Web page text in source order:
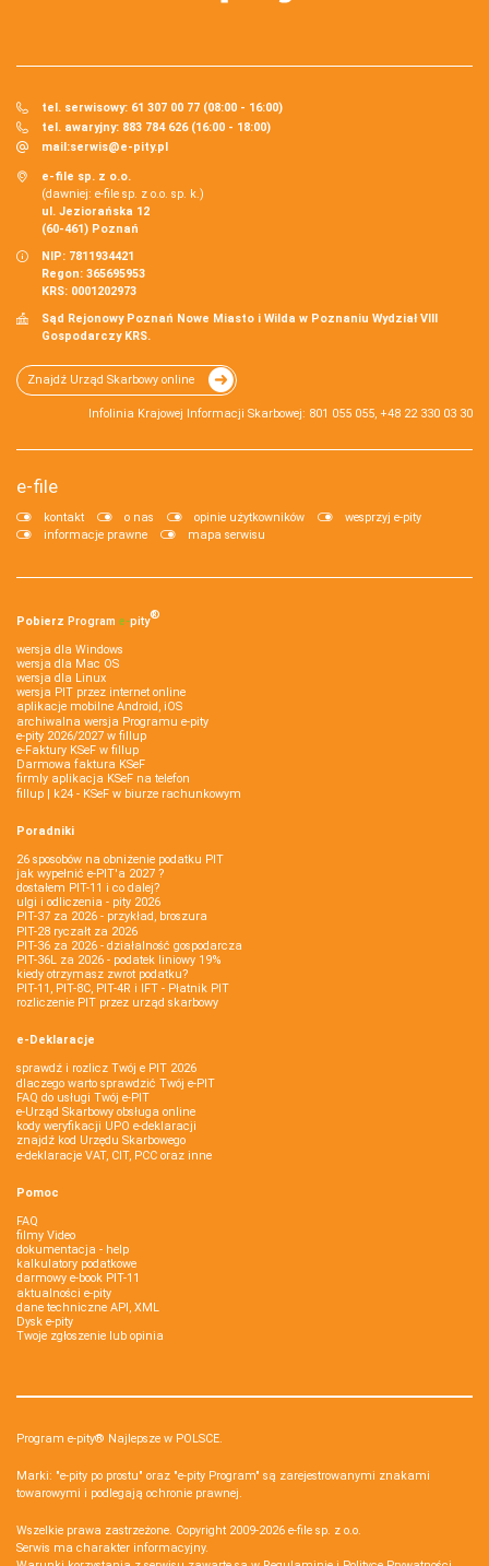
tel. serwisowy: 61 307 00 77 (08:00 - 16:00)
tel. awaryjny: 883 784 626 (16:00 - 18:00)
mail:serwis@e-pity.pl
e-file sp. z o.o.
(dawniej: e-file sp. z o.o. sp. k.)
ul. Jeziorańska 12
(60-461) Poznań
NIP: 7811934421
Regon: 365695953
KRS: 0001202973
Sąd Rejonowy Poznań Nowe Miasto i Wilda w Poznaniu Wydział VIII
Gospodarczy KRS.
Znajdź Urząd Skarbowy online
Infolinia Krajowej Informacji Skarbowej: 801 055 055, +48 22 330 03 30
e-file
kontakt o nas opinie użytkowników
wesprzyj e-pity
informacje prawne
mapa serwisu
Pobierz Program e‑pity®
wersja dla Windows
wersja dla Mac OS
wersja dla Linux
wersja PIT przez internet online
aplikacje mobilne Android, iOS
archiwalna wersja Programu e-pity
e-pity 2026/2027 w fillup
e‑Faktury KSeF w fillup
Darmowa faktura KSeF
firmly aplikacja KSeF na telefon
fillup | k24 - KSeF w biurze rachunkowym
Poradniki
26 sposobów na obniżenie podatku PIT
jak wypełnić e-PIT'a 2027 ?
dostałem PIT-11 i co dalej?
ulgi i odliczenia - pity 2026
PIT-37 za 2026 - przykład, broszura
PIT-28 ryczałt za 2026
PIT-36 za 2026 - działalność gospodarcza
PIT-36L za 2026 - podatek liniowy 19%
kiedy otrzymasz zwrot podatku?
PIT-11, PIT-8C, PIT-4R i IFT - Płatnik PIT
rozliczenie PIT przez urząd skarbowy
e-Deklaracje
sprawdź i rozlicz Twój e PIT 2026
dlaczego warto sprawdzić Twój e-PIT
FAQ do usługi Twój e-PIT
e-Urząd Skarbowy obsługa online
kody weryfikacji UPO e-deklaracji
znajdź kod Urzędu Skarbowego
e-deklaracje VAT, CIT, PCC oraz inne
Pomoc
FAQ
filmy Video
dokumentacja - help
kalkulatory podatkowe
darmowy e-book PIT-11
aktualności e-pity
dane techniczne API, XML
Dysk e-pity
Twoje zgłoszenie lub opinia
Program e-pity® Najlepsze w POLSCE.
Marki: "e-pity po prostu" oraz "e-pity Program" są zarejestrowanymi znakami
towarowymi i podlegają ochronie prawnej.
Wszelkie prawa zastrzeżone. Copyright 2009-2026 e-file sp. z o.o.
Serwis ma charakter informacyjny.